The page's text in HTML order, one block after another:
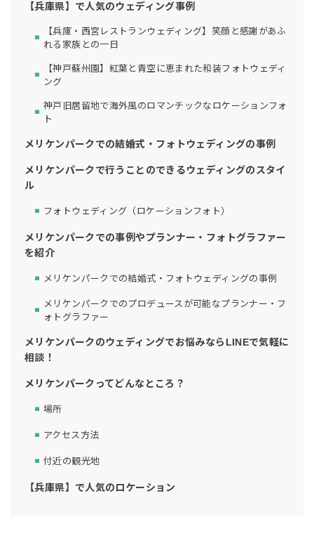
【兵庫県】で人気のウェディング事例
【兵庫・西宮レストランウェディング】笑顔と感謝があふ
れる家族との一日
【神戸蘇州園】紅葉と青空に恵まれた和装フォトウェディ
ング
神戸旧居留地で海外風のロマンチックなロケーションフォ
ト
メリケンパークでの結婚式・フォトウェディングの事例
メリケンパークで行うことのできるウェディングのスタイ
ル
フォトウェディング（ロケーションフォト）
メリケンパークでの事例やプランナー・フォトグラファー
を紹介
メリケンパークでの結婚式・フォトウェディングの事例
メリケンパークでのプロデュースが可能なプランナー・フ
ォトグラファー
メリケンパークのウェディングでお悩みならLINEで気軽に
相談！
メリケンパークってどんなところ？
場所
アクセス方法
付近の観光地
【兵庫県】で人気のロケーション